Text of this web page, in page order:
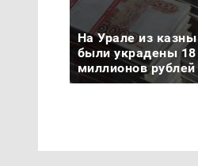
На Урале из казны
были украдены 18
миллионов рублей